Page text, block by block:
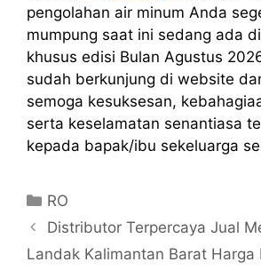
pengolahan air minum Anda
mumpung saat ini sedang ada
khusus edisi Bulan Agustus
sudah berkunjung di website
semoga kesuksesan,
serta keselamatan senantiasa
kepada bapak/ibu sekeluarga
Kategori
RO
Distributor Terpercaya Jual
Landak Kalimantan Barat Harga